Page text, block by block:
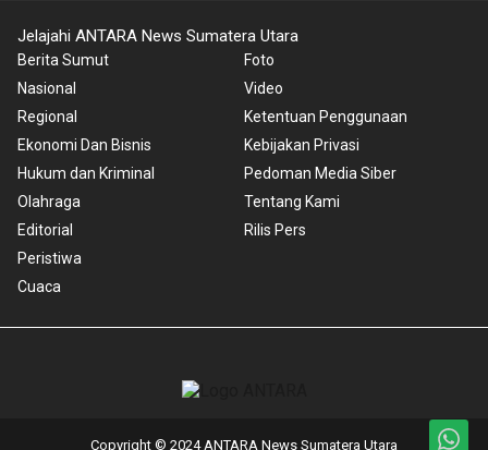
Jelajahi ANTARA News Sumatera Utara
Berita Sumut
Nasional
Regional
Ekonomi Dan Bisnis
Hukum dan Kriminal
Olahraga
Editorial
Peristiwa
Cuaca
Foto
Video
Ketentuan Penggunaan
Kebijakan Privasi
Pedoman Media Siber
Tentang Kami
Rilis Pers
Copyright © 2024 ANTARA News Sumatera Utara